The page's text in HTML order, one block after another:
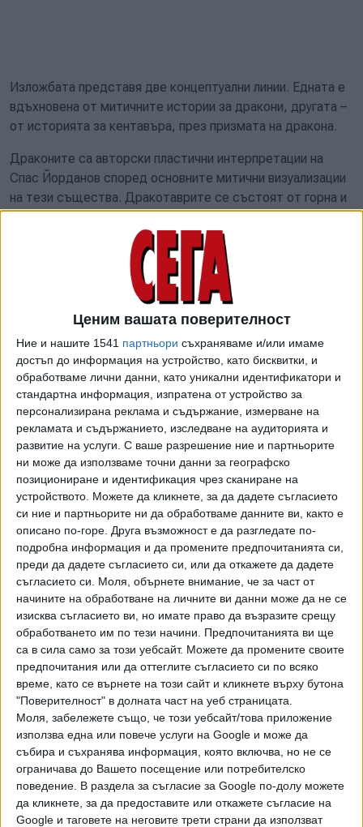
Ценим вашата поверителност
Ние и нашите 1541 партньори съхраняваме и/или имаме
достъп до информация на устройство, като бисквитки, и
обработваме лични данни, като уникални идентификатори и
стандартна информация, изпратена от устройство за
персонализирана реклама и съдържание, измерване на
рекламата и съдържанието, изследване на аудиторията и
развитие на услуги. С ваше разрешение ние и партньорите
ни може да използваме точни данни за географско
позициониране и идентификация чрез сканиране на
устройството. Можете да кликнете, за да дадете съгласието
си ние и партньорите ни да обработваме данните ви, както е
описано по-горе. Друга възможност е да разгледате по-
подробна информация и да промените предпочитанията си,
преди да дадете съгласието си, или да откажете да дадете
съгласието си.
Моля, обърнете внимание, че за част от
начините на обработване на личните ви данни може да не се
изисква съгласието ви, но имате право да възразите срещу
обработването им по тези начини. Предпочитанията ви ще
са в сила само за този уебсайт. Можете да промените своите
предпочитания или да оттеглите съгласието си по всяко
време, като се върнете на този сайт и кликнете върху бутона
"Поверителност" в долната част на уеб страницата.
Моля, забележете също, че този уебсайт/това приложение
използва една или повече услуги на Google и може да
събира и съхранява информация, която включва, но не се
ограничава до Вашето посещение или потребителско
поведение. В раздела за съгласие за Google по-долу можете
да кликнете, за да предоставите или откажете съгласие на
Google и таговете на неговите трети страни да използват
Изложбата представя две концептуални линии. Едната е
вдъхновена от митичните истории за дракони, другата –
от историята за кентавъра, през призмата на дракона.
Драконите са авторски пластични интерпретации на
Спас Йорданов според основните митични визуализации
на тези същества. Дракотаврите се състоят от горна и
долна част и могат взаимно да разменят частите си, с
което умножават своята хибридност.
Скулптурите са изработени от глина, като някои от тях
имат и части, създадени от метал и хартия.
Изложбата изследва процеса на творческо и
емоционално израстване на един от емблематичните
студенти на ателие „Керамика“ в НБУ. С тази селекция
Спас Йорданов финализира своето 5-годишно обучение в
специалностите по керамика на бакалавърско и
магистърско ниво и общо 7 години обучение в Нов
български университет.
Според митологията драконите са гигантски
влечугоподобни създания, притежаващи магически сили.
2у,1.3еу2и4Външният им вид е съчетание от елементи на
различни животни – главата и тялото са на влечуго, а
крилата са на птица или ципести като на прилеп. Понякога
в образа могат да влизат и части от телата на други
животни като лъв, куче, риба, козел, вълк и т.н.
Разграничават се два основни типа дракони – европейски
и азиатски. Първите представляват огромни
гущероподобни същества (въпреки че думата дракон
идва от латинското dráco, което означава змия), почти
винаги зелени на цвят, покрити с люспи и притежаващи
мощни крила. Имат способността да бълват огън и да
летят. В културата на европейските народи драконите са
представяни главно като кръвожадни, зли същества,
живеещи в дълбоки пещери или във високи планини.
Китайските дракони притежават огромна мъдрост, но са
склонни да я споделят само след дълги разговори,